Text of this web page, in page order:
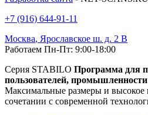
+7 (916) 644-91-11
Москва, Ярославское ш. д. 2 В
Работаем Пн-Пт: 9:00-18:00
Серия STABILO Программа для
пользователей,
Максимальные размеры и высокое
сочетании с современной